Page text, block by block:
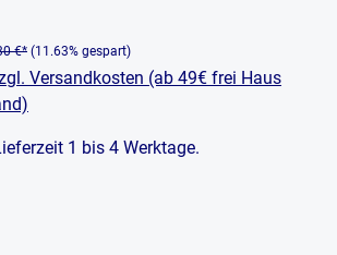
€* (11.63% gespart)
Versandkosten (ab 49€ frei Haus
1 bis 4 Werktage.